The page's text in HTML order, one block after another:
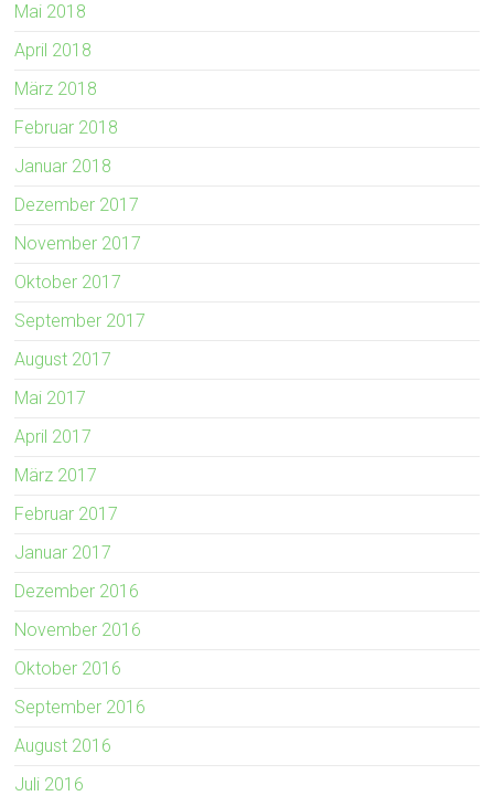
Mai 2018
April 2018
März 2018
Februar 2018
Januar 2018
Dezember 2017
November 2017
Oktober 2017
September 2017
August 2017
Mai 2017
April 2017
März 2017
Februar 2017
Januar 2017
Dezember 2016
November 2016
Oktober 2016
September 2016
August 2016
Juli 2016